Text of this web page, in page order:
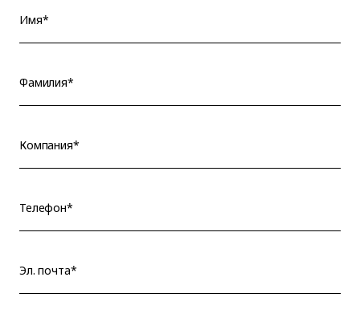
Имя*
Фамилия*
Компания*
Телефон*
Эл. почта*